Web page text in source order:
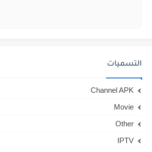
التسميات
Channel APK
Movie
Other
IPTV